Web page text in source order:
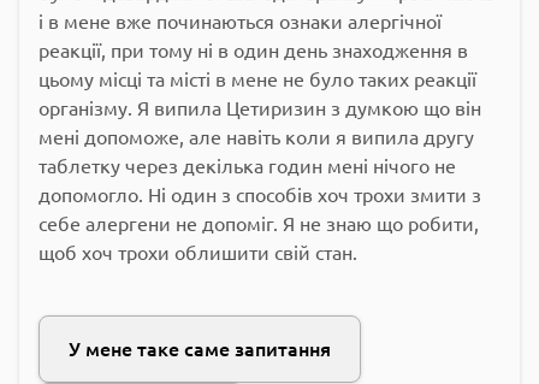
і в мене вже починаються ознаки алергічної
реакції, при тому ні в один день знаходження в
цьому місці та місті в мене не було таких реакції
організму. Я випила Цетиризин з думкою що він
мені допоможе, але навіть коли я випила другу
таблетку через декілька годин мені нічого не
допомогло. Ні один з способів хоч трохи змити з
себе алергени не допоміг. Я не знаю що робити,
щоб хоч трохи облишити свій стан.
У мене таке саме запитання